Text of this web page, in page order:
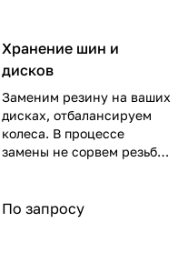
Хранение шин и
дисков
Заменим резину на ваших
дисках, отбалансируем
колеса. В процессе
замены не сорвем резьбу
По запросу